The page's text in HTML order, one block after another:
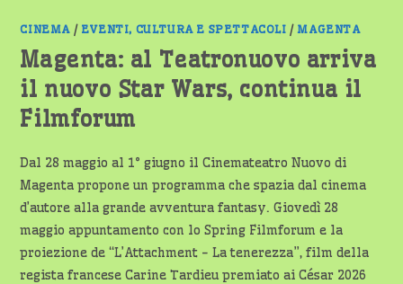
CINEMA / EVENTI, CULTURA E SPETTACOLI /MAGENTA
Magenta: al Teatronuovo arriva
il nuovo Star Wars, continua il
Filmforum
Dal 28 maggio al 1° giugno il Cinemateatro Nuovo di
Magenta propone un programma che spazia dal cinema
d’autore alla grande avventura fantasy. Giovedì 28
maggio appuntamento con lo Spring Filmforum e la
proiezione de “L’Attachment - La tenerezza”, film della
regista francese Carine Tardieu premiato ai César 2026